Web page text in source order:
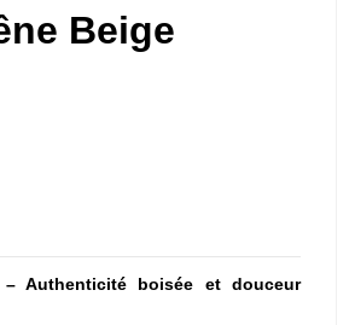
Beige
Authenticité boisée et douceur